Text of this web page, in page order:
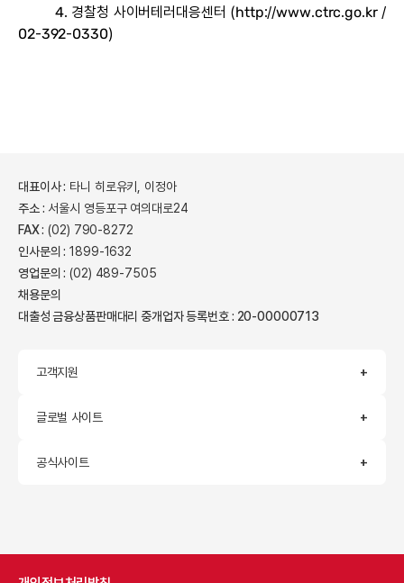
4. 경찰청 사이버테러대응센터 (http://www.ctrc.go.kr/
02-392-0330)
대표이사 : 타니 히로유키, 이정아
주소 : 서울시 영등포구 여의대로24
FAX : (02) 790-8272
인사문의 : 1899-1632
영업문의 : (02) 489-7505
채용문의
대출성 금융상품판매대리 중개업자 등록번호 : 20-00000713
고객지원
글로벌 사이트
공식사이트